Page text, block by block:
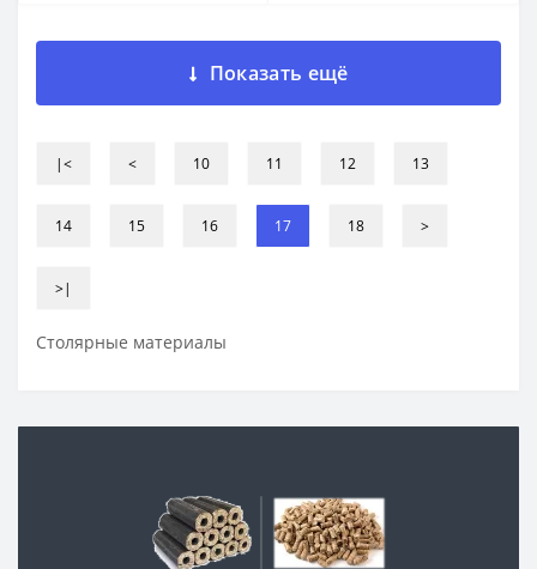
Показать ещё
|< < 10 11 12 13
14 15 16 17 18 >
>|
Столярные материалы